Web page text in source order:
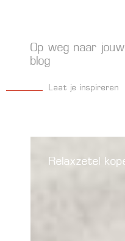
Op weg naar
blog
Laat je inspireren
Relaxzetel